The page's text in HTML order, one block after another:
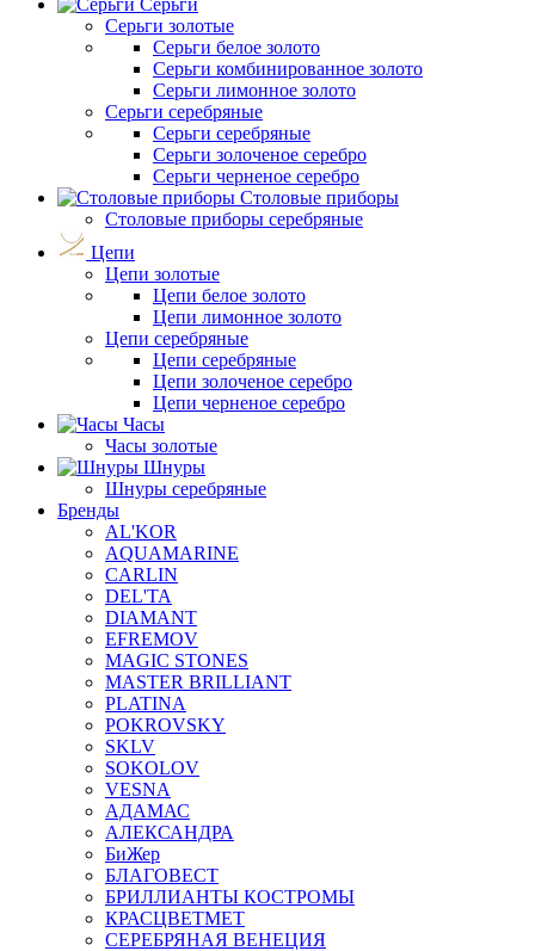
Серьги
Серьги золотые
Серьги белое золото
Серьги комбинированное золото
Серьги лимонное золото
Серьги серебряные
Серьги серебряные
Серьги золоченое серебро
Серьги черненое серебро
Столовые приборы
Столовые приборы серебряные
Цепи
Цепи золотые
Цепи белое золото
Цепи лимонное золото
Цепи серебряные
Цепи серебряные
Цепи золоченое серебро
Цепи черненое серебро
Часы
Часы золотые
Шнуры
Шнуры серебряные
Бренды
AL'KOR
AQUAMARINE
CARLIN
DEL'TA
DIAMANT
EFREMOV
MAGIC STONES
MASTER BRILLIANT
PLATINA
POKROVSKY
SKLV
SOKOLOV
VESNA
АДАМАС
АЛЕКСАНДРА
БиЖер
БЛАГОВЕСТ
БРИЛЛИАНТЫ КОСТРОМЫ
КРАСЦВЕТМЕТ
СЕРЕБРЯНАЯ ВЕНЕЦИЯ